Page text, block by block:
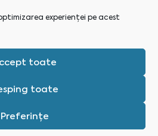
experienței pe acest
toate
toate
Preferințe